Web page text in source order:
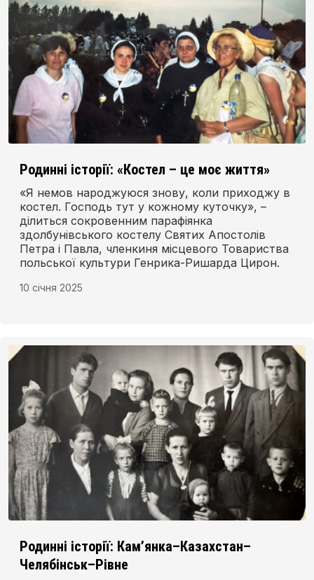
Родинні історії: «Костел – це моє життя»
«Я немов народжуюся знову, коли приходжу в
костел. Господь тут у кожному куточку», –
ділиться сокровенним парафіянка
здолбунівського костелу Святих Апостолів
Петра і Павла, членкиня місцевого Товариства
польської культури Генрика-Ришарда Цирон.
10 січня 2025
Родинні історії: Кам’янка–Казахстан–
Челябінськ–Рівне